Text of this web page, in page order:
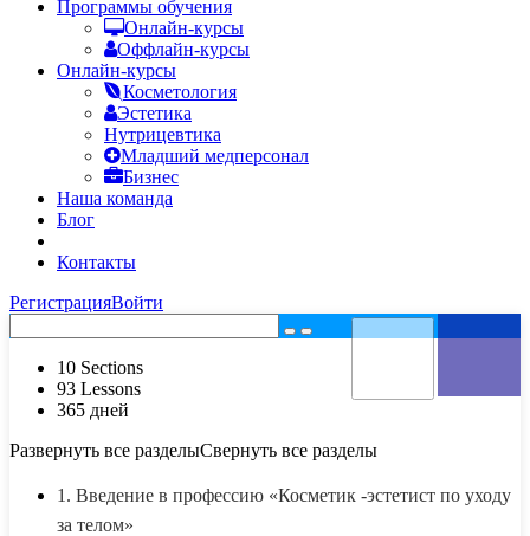
Программы обучения
Онлайн-курсы
Оффлайн-курсы
Онлайн-курсы
Косметология
Эстетика
Нутрицевтика
Младший медперсонал
Бизнес
Наша команда
Блог
Контакты
РегистрацияВойти
10 Sections
93 Lessons
365 дней
Развернуть все разделыСвернуть все разделы
1. Введение в профессию «Косметик -эстетист по уходу
за телом»